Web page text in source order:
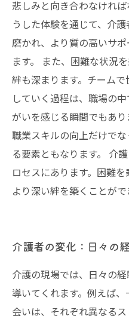
悲しみと向き合わなけれ
うした体験を通じて、介
磨かれ、より質の高いサ
ます。 また、困難な状況
絆も深まります。チーム
していく過程は、職場の
がいを感じる瞬間でもあ
職業スキルの向上だけで
る要素ともなります。 介
ロセスにあります。困難を
より深い絆を築くことがで
介護者の変化：日々の
介護の現場では、日々の
導いてくれます。例えば
会いは、それぞれ異なる